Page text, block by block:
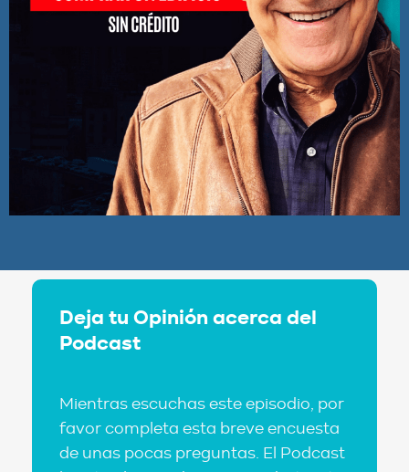
Deja tu Opinión acerca del
Podcast
Mientras escuchas este episodio, por
favor completa esta breve encuesta
de unas pocas preguntas. El Podcast